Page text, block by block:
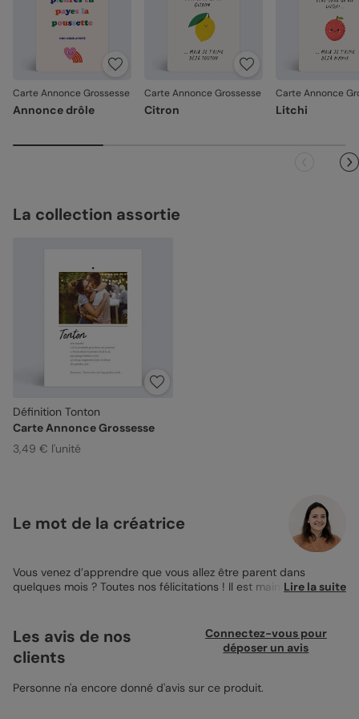
Carte Annonce Grossesse
Annonce drôle
Carte Annonce Grossesse
Citron
Carte Annonce
Litchi
La collection assortie
Définition Tonton
Carte Annonce Grossesse
3,49 € l'unité
Le mot de la créatrice
Vous venez d’apprendre que vous allez être parent dans
quelques mois ? Toutes nos félicitations ! Il est maintenant
faire avec un joli
magnet annonce de grossesseque vous aurez
personnalisé au préalable ? Sur ce joli magnet de taille 10x15cm,
vous trouverez en haut une zone dans laquelle vous pourrez y
photo de votre échographie, de votre ventre arrondi ou tout
Lire la suite
Les avis de nos
clients
Connectez-vous pour
déposer un avis
Personne n'a encore donné d'avis sur ce produit.